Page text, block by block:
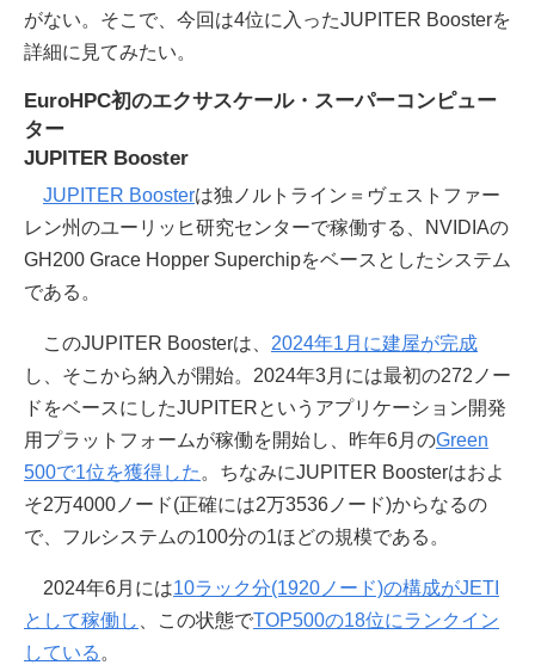
がない。そこで、今回は4位に入ったJUPITER Boosterを
詳細に見てみたい。
EuroHPC初のエクサスケール・スーパーコンピュー
ター
JUPITER Booster
JUPITER Boosterは独ノルトライン＝ヴェストファー
レン州のユーリッヒ研究センターで稼働する、NVIDIAの
GH200 Grace Hopper Superchipをベースとしたシステム
である。
このJUPITER Boosterは、 2024年1月に建屋が完成
し、そこから納入が開始。2024年3月には最初の272ノー
ドをベースにしたJUPITERというアプリケーション開発
用プラットフォームが稼働を開始し、昨年6月のGreen
500で1位を獲得した 。ちなみにJUPITER Boosterはおよ
そ2万4000ノード(正確には2万3536ノード)からなるの
で、フルシステムの100分の1ほどの規模である。
2024年6月には10ラック分(1920ノード)の構成がJETI
として稼働し
、この状態でTOP500の18位にランクイン
している 。